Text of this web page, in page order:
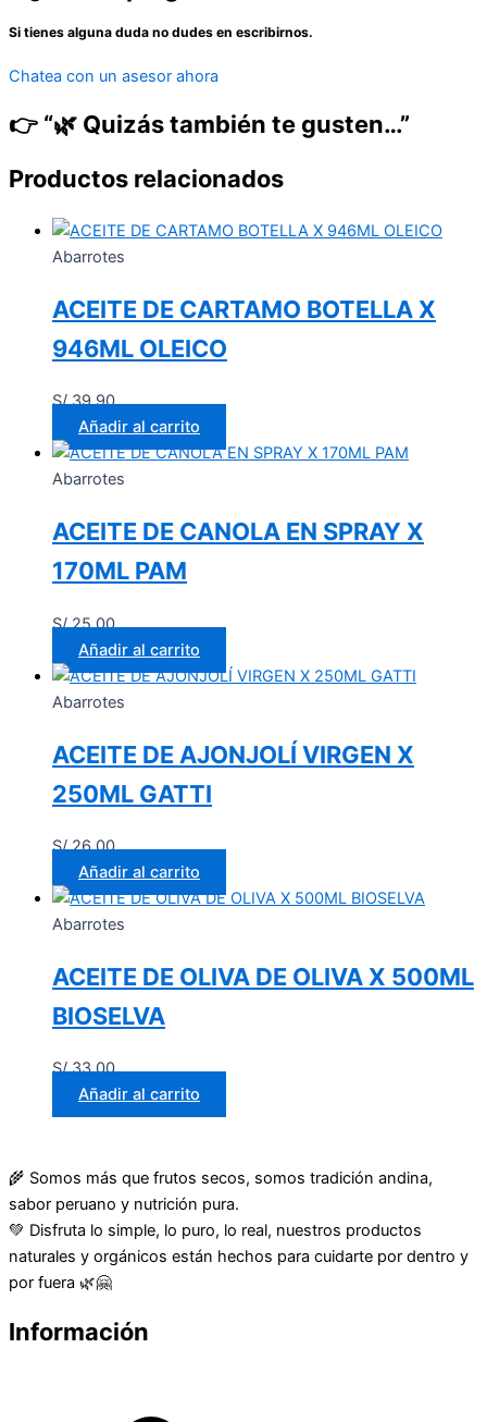
Si tienes alguna duda no dudes en escribirnos.
Chatea con un asesor ahora
👉 “🌿 Quizás también te gusten…”
Productos relacionados
Abarrotes
ACEITE DE CARTAMO BOTELLA X
946ML OLEICO
S/39.90
Añadir al carrito
Abarrotes
ACEITE DE CANOLA EN SPRAY X
170ML PAM
S/25.00
Añadir al carrito
Abarrotes
ACEITE DE AJONJOLÍ VIRGEN X
250ML GATTI
S/26.00
Añadir al carrito
Abarrotes
ACEITE DE OLIVA DE OLIVA X 500ML
BIOSELVA
S/33.00
Añadir al carrito
🌾 Somos más que frutos secos, somos tradición andina,
sabor peruano y nutrición pura.
💚 Disfruta lo simple, lo puro, lo real, nuestros productos
naturales y orgánicos están hechos para cuidarte por dentro y
por fuera 🌿🤗
Información